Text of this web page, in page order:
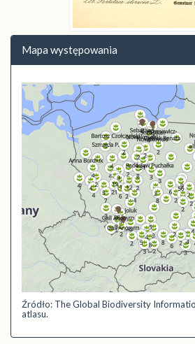
Mapa występowania
Źródło: The Global Biodiversity
atlasu.